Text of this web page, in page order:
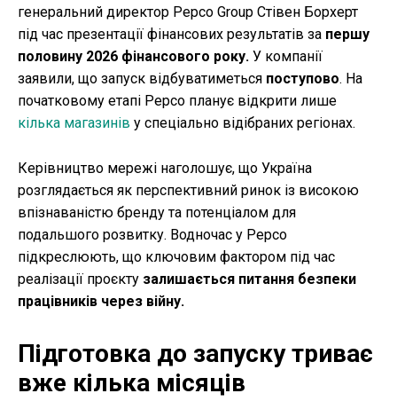
генеральний директор Pepco Group Стівен Борхерт
під час презентації фінансових результатів за першу
половину 2026 фінансового року. У компанії
заявили, що запуск відбуватиметься поступово. На
початковому етапі Pepco планує відкрити лише
кілька магазинів у спеціально відібраних регіонах.
Керівництво мережі наголошує, що Україна
розглядається як перспективний ринок із високою
впізнаваністю бренду та потенціалом для
подальшого розвитку. Водночас у Pepco
підкреслюють, що ключовим фактором під час
реалізації проєкту залишається питання безпеки
працівників через війну.
Підготовка до запуску триває
вже кілька місяців